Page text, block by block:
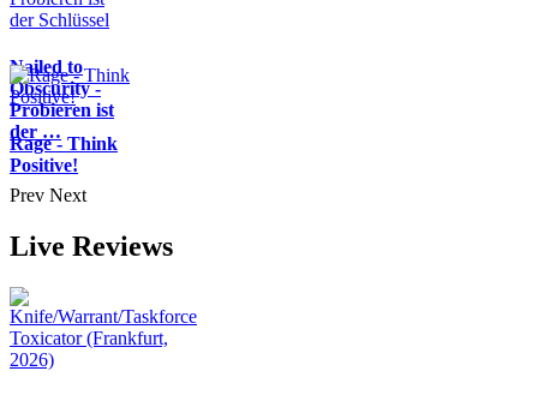
Nailed to
Obscurity -
Probieren ist
der …
Rage - Think
Positive!
Prev Next
Live Reviews